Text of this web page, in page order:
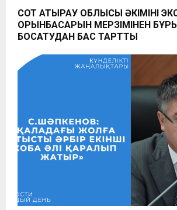
СОТ АТЫРАУ ОБЛЫСЫ ӘКІМІНІҢ
ОРЫНБАСАРЫН МЕРЗІМІНЕН
БОСАТУДАН БАС ТАРТТЫ